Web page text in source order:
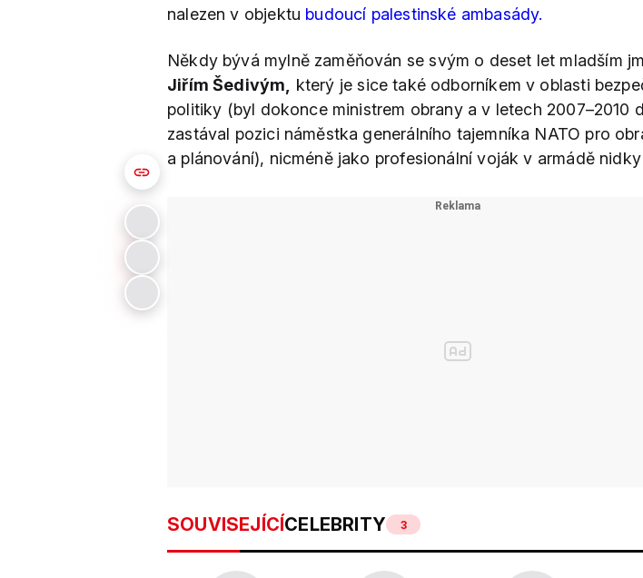
nalezen v objektu budoucí palestinské ambasády.
Někdy bývá mylně zaměňován se svým o deset let mladším
Jiřím Šedivým,
který je sice také odborníkem v oblasti
politiky (byl dokonce ministrem obrany a v letech 2007–2010
zastával pozici náměstka generálního tajemníka NATO pro
a plánování), nicméně jako profesionální voják v armádě
SOUVISEJÍCÍCELEBRITY 3